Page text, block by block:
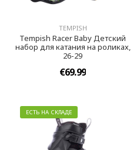
TEMPISH
Tempish Racer Baby Детский
набор для катания на роликах,
26-29
€69.99
ЕСТЬ НА СКЛАДЕ